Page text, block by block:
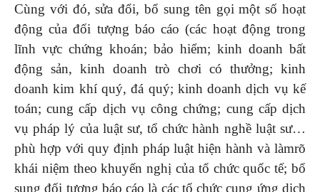
Cùng với đó, sửa đổi, bổ sung tên gọi một số hoạt
động của đối tượng báo cáo (các hoạt động trong
lĩnh vực chứng khoán; bảo hiểm; kinh doanh bất
động sản, kinh doanh trò chơi có thưởng; kinh
doanh kim khí quý, đá quý; kinh doanh dịch vụ kế
toán; cung cấp dịch vụ công chứng; cung cấp dịch
vụ pháp lý của luật sư, tổ chức hành nghề luật sư…
phù hợp với quy định pháp luật hiện hành và làmrõ
khái niệm theo khuyến nghị của tổ chức quốc tế; bổ
sung đối tượng báo cáo là các tổ chức cung ứng dịch